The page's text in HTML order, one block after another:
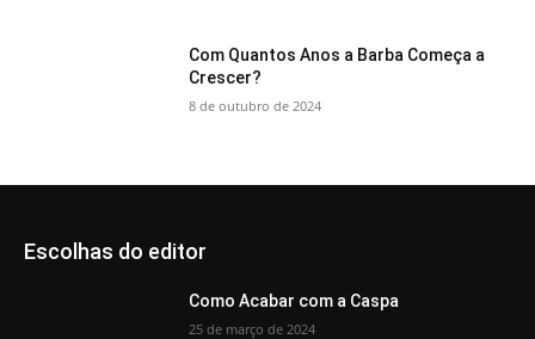
Com Quantos Anos a Barba Começa a
Crescer?
8 de outubro de 2024
Escolhas do editor
Como Acabar com a Caspa
25 de março de 2024